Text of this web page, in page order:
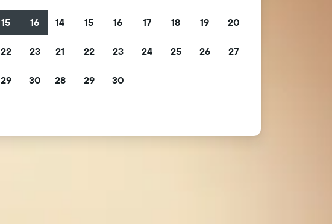
15 16
22 23
29 30
14 15 16 17 18 19 20
21 22 23 24 25 26 27
28 29 30